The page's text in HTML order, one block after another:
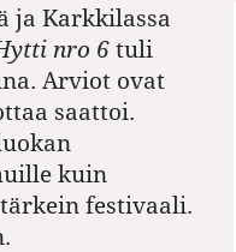
ja Karkkilassa
nro 6 tuli
Arviot ovat
saattoi.
kuin
festivaali.